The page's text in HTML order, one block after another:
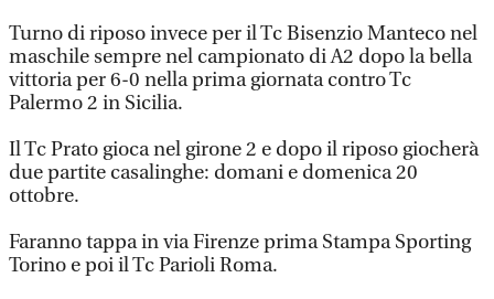
Turno di riposo invece per il Tc Bisenzio Manteco nel
maschile sempre nel campionato di A2 dopo la bella
vittoria per 6-0 nella prima giornata contro Tc
Palermo 2 in Sicilia.
Il Tc Prato gioca nel girone 2 e dopo il riposo giocherà
due partite casalinghe: domani e domenica 20
ottobre.
Faranno tappa in via Firenze prima Stampa Sporting
Torino e poi il Tc Parioli Roma.